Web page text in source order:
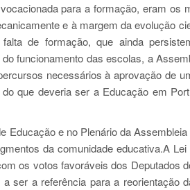
para a formação, eram
e à margem da evolução
de formação, que ainda
funcionamento das escolas, a
necessários à aprovação de
que deveria ser a Educação em
Educação e no Plenário da
da comunidade educativa.A
os votos favoráveis dos Deputados
ser a referência para a reorientação